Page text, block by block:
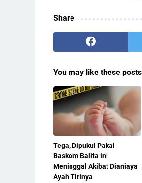
Share
You may like these posts
Tega, Dipukul Pakai
Baskom Balita ini
Meninggal Akibat Dianiaya
Ayah Tirinya